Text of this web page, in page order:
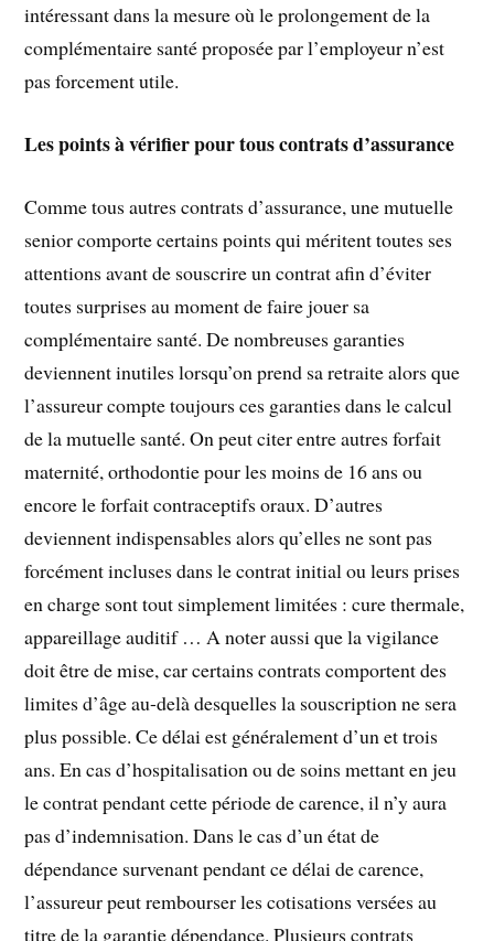
intéressant dans la mesure où le prolongement de la
complémentaire santé proposée par l’employeur n’est
pas forcement utile.
Les points à vérifier pour tous contrats d’assurance
Comme tous autres contrats d’assurance, une mutuelle
senior comporte certains points qui méritent toutes ses
attentions avant de souscrire un contrat afin d’éviter
toutes surprises au moment de faire jouer sa
complémentaire santé. De nombreuses garanties
deviennent inutiles lorsqu’on prend sa retraite alors que
l’assureur compte toujours ces garanties dans le calcul
de la mutuelle santé. On peut citer entre autres forfait
maternité, orthodontie pour les moins de 16 ans ou
encore le forfait contraceptifs oraux. D’autres
deviennent indispensables alors qu’elles ne sont pas
forcément incluses dans le contrat initial ou leurs prises
en charge sont tout simplement limitées : cure thermale,
appareillage auditif … A noter aussi que la vigilance
doit être de mise, car certains contrats comportent des
limites d’âge au-delà desquelles la souscription ne sera
plus possible. Ce délai est généralement d’un et trois
ans. En cas d’hospitalisation ou de soins mettant en jeu
le contrat pendant cette période de carence, il n’y aura
pas d’indemnisation. Dans le cas d’un état de
dépendance survenant pendant ce délai de carence,
l’assureur peut rembourser les cotisations versées au
titre de la garantie dépendance. Plusieurs contrats